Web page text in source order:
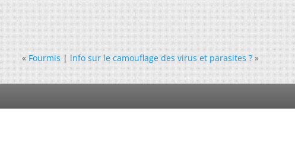
« Fourmis|info sur le camouflage des virus et parasites ? »